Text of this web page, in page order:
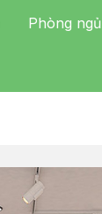
Phòng ngủ